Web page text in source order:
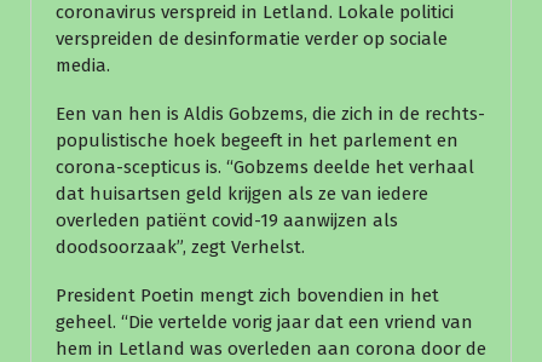
coronavirus verspreid in Letland. Lokale politici
verspreiden de desinformatie verder op sociale
media.
Een van hen is Aldis Gobzems, die zich in de rechts-
populistische hoek begeeft in het parlement en
corona-scepticus is. “Gobzems deelde het verhaal
dat huisartsen geld krijgen als ze van iedere
overleden patiënt covid-19 aanwijzen als
doodsoorzaak”, zegt Verhelst.
President Poetin mengt zich bovendien in het
geheel. “Die vertelde vorig jaar dat een vriend van
hem in Letland was overleden aan corona door de